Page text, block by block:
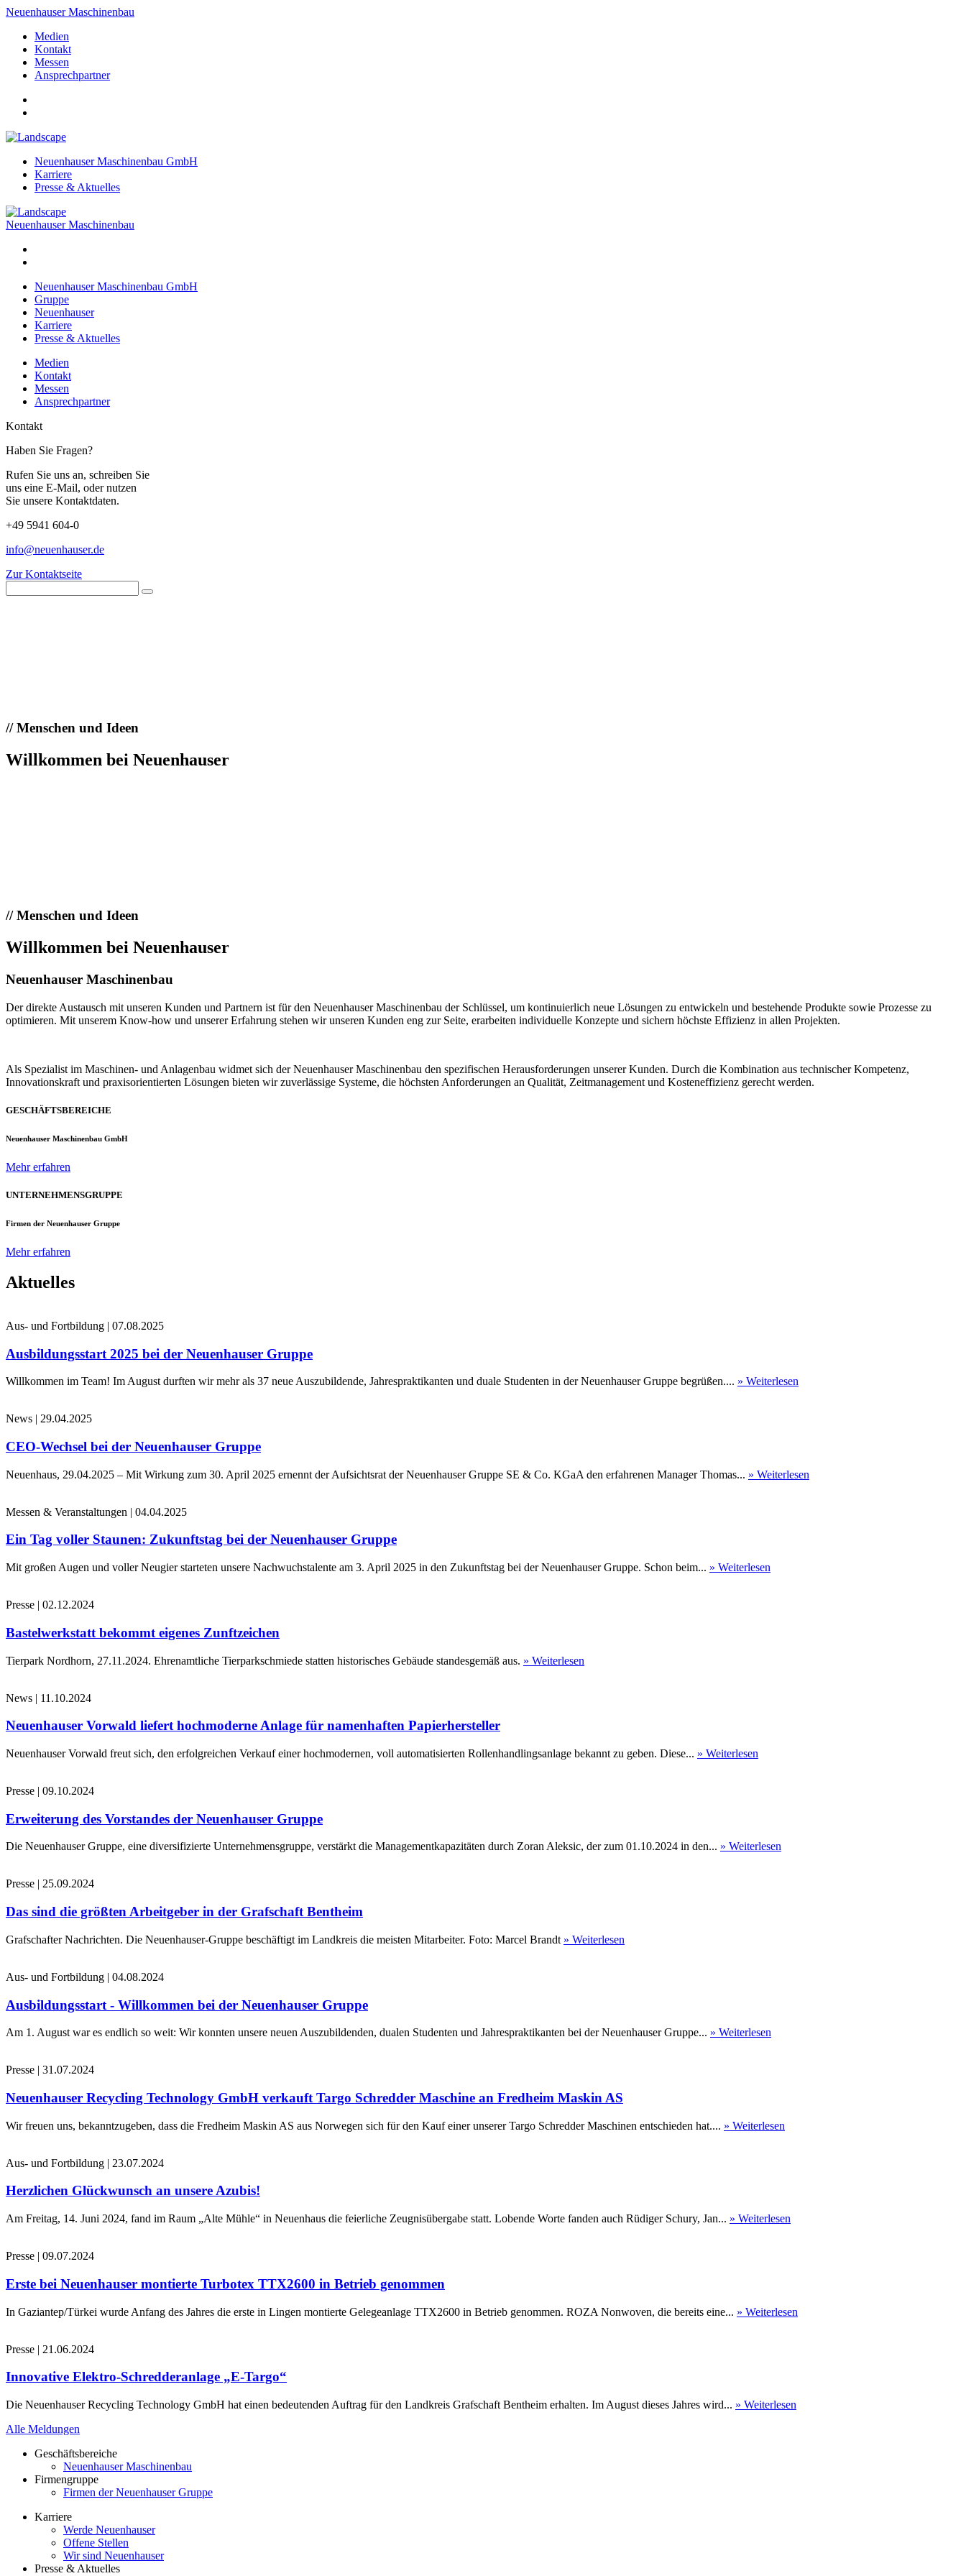
Neuenhauser Maschinenbau
Medien
Kontakt
Messen
Ansprechpartner
Neuenhauser Maschinenbau GmbH
Karriere
Presse & Aktuelles
Neuenhauser Maschinenbau
Neuenhauser Maschinenbau GmbH
Gruppe
Neuenhauser
Karriere
Presse & Aktuelles
Medien
Kontakt
Messen
Ansprechpartner
Kontakt
Haben Sie Fragen?
Rufen Sie uns an, schreiben Sie
uns eine E-Mail, oder nutzen
Sie unsere Kontaktdaten.
+49 5941 604-0
info@neuenhauser.de
Zur Kontaktseite
//Menschen und Ideen
Willkommen bei Neuenhauser
//Menschen und Ideen
Willkommen bei Neuenhauser
Neuenhauser Maschinenbau
Der direkte Austausch mit unseren Kunden und Partnern ist für den Neuenhauser Maschinenbau der Schlüssel, um kontinuierlich neue Lösungen zu entwickeln und bestehende Produkte sowie Prozesse zu
optimieren. Mit unserem Know-how und unserer Erfahrung stehen wir unseren Kunden eng zur Seite, erarbeiten individuelle Konzepte und sichern höchste Effizienz in allen Projekten.
Als Spezialist im Maschinen- und Anlagenbau widmet sich der Neuenhauser Maschinenbau den spezifischen Herausforderungen unserer Kunden. Durch die Kombination aus technischer Kompetenz,
Innovationskraft und praxisorientierten Lösungen bieten wir zuverlässige Systeme, die höchsten Anforderungen an Qualität, Zeitmanagement und Kosteneffizienz gerecht werden.
GESCHÄFTSBEREICHE
Neuenhauser Maschinenbau GmbH
Mehr erfahren
UNTERNEHMENSGRUPPE
Firmen der Neuenhauser Gruppe
Mehr erfahren
Aktuelles
Aus- und Fortbildung | 07.08.2025
Ausbildungsstart 2025 bei der Neuenhauser Gruppe
Willkommen im Team! Im August durften wir mehr als 37 neue Auszubildende, Jahrespraktikanten und duale Studenten in der Neuenhauser Gruppe begrüßen.... » Weiterlesen
News | 29.04.2025
CEO-Wechsel bei der Neuenhauser Gruppe
Neuenhaus, 29.04.2025 – Mit Wirkung zum 30. April 2025 ernennt der Aufsichtsrat der Neuenhauser Gruppe SE & Co. KGaA den erfahrenen Manager Thomas... » Weiterlesen
Messen & Veranstaltungen | 04.04.2025
Ein Tag voller Staunen: Zukunftstag bei der Neuenhauser Gruppe
Mit großen Augen und voller Neugier starteten unsere Nachwuchstalente am 3. April 2025 in den Zukunftstag bei der Neuenhauser Gruppe. Schon beim... » Weiterlesen
Presse | 02.12.2024
Bastelwerkstatt bekommt eigenes Zunftzeichen
Tierpark Nordhorn, 27.11.2024. Ehrenamtliche Tierparkschmiede statten historisches Gebäude standesgemäß aus. » Weiterlesen
News | 11.10.2024
Neuenhauser Vorwald liefert hochmoderne Anlage für namenhaften Papierhersteller
Neuenhauser Vorwald freut sich, den erfolgreichen Verkauf einer hochmodernen, voll automatisierten Rollenhandlingsanlage bekannt zu geben. Diese... » Weiterlesen
Presse | 09.10.2024
Erweiterung des Vorstandes der Neuenhauser Gruppe
Die Neuenhauser Gruppe, eine diversifizierte Unternehmensgruppe, verstärkt die Managementkapazitäten durch Zoran Aleksic, der zum 01.10.2024 in den... » Weiterlesen
Presse | 25.09.2024
Das sind die größten Arbeitgeber in der Grafschaft Bentheim
Grafschafter Nachrichten. Die Neuenhauser-Gruppe beschäftigt im Landkreis die meisten Mitarbeiter. Foto: Marcel Brandt » Weiterlesen
Aus- und Fortbildung | 04.08.2024
Ausbildungsstart - Willkommen bei der Neuenhauser Gruppe
Am 1. August war es endlich so weit: Wir konnten unsere neuen Auszubildenden, dualen Studenten und Jahrespraktikanten bei der Neuenhauser Gruppe... » Weiterlesen
Presse | 31.07.2024
Neuenhauser Recycling Technology GmbH verkauft Targo Schredder Maschine an Fredheim Maskin AS
Wir freuen uns, bekanntzugeben, dass die Fredheim Maskin AS aus Norwegen sich für den Kauf einer unserer Targo Schredder Maschinen entschieden hat.... » Weiterlesen
Aus- und Fortbildung | 23.07.2024
Herzlichen Glückwunsch an unsere Azubis!
Am Freitag, 14. Juni 2024, fand im Raum „Alte Mühle“ in Neuenhaus die feierliche Zeugnisübergabe statt. Lobende Worte fanden auch Rüdiger Schury, Jan... » Weiterlesen
Presse | 09.07.2024
Erste bei Neuenhauser montierte Turbotex TTX2600 in Betrieb genommen
In Gaziantep/Türkei wurde Anfang des Jahres die erste in Lingen montierte Gelegeanlage TTX2600 in Betrieb genommen. ROZA Nonwoven, die bereits eine... » Weiterlesen
Presse | 21.06.2024
Innovative Elektro-Schredderanlage „E-Targo“
Die Neuenhauser Recycling Technology GmbH hat einen bedeutenden Auftrag für den Landkreis Grafschaft Bentheim erhalten. Im August dieses Jahres wird... » Weiterlesen
Alle Meldungen
Geschäftsbereiche
Neuenhauser Maschinenbau
Firmengruppe
Firmen der Neuenhauser Gruppe
Karriere
Werde Neuenhauser
Offene Stellen
Wir sind Neuenhauser
Presse & Aktuelles